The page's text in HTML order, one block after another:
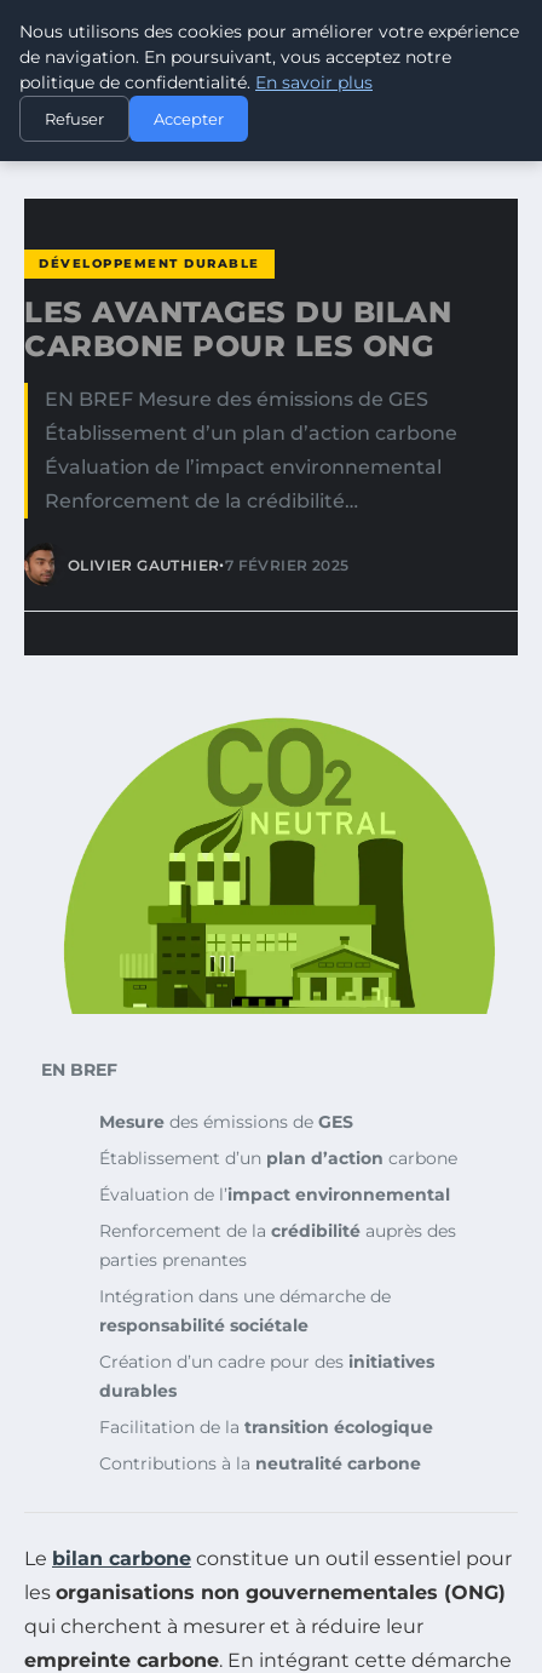
CLIMATE GUARDIAN
ACCUEIL
DÉVELOPPEMENT DURABLE
LES AVANTAGES DU BILAN CARBONE POUR LES ONG
DÉVELOPPEMENT DURABLE
LES AVANTAGES DU BILAN
CARBONE POUR LES ONG
EN BREF Mesure des émissions de GES
Établissement d’un plan d’action carbone
Évaluation de l’impact environnemental
Renforcement de la crédibilité…
OLIVIER GAUTHIER•7 FÉVRIER 2025
EN BREF
Mesure des émissions de GES
Établissement d’un plan d’action carbone
Évaluation de l’impact environnemental
Renforcement de la crédibilité auprès des
parties prenantes
Intégration dans une démarche de
responsabilité sociétale
Création d’un cadre pour des initiatives
durables
Facilitation de la transition écologique
Contributions à la neutralité carbone
Le bilan carbone constitue un outil essentiel pour
les organisations non gouvernementales (ONG)
qui cherchent à mesurer et à réduire leur
empreinte carbone. En intégrant cette démarche
Nous utilisons des cookies pour améliorer votre expérience
de navigation. En poursuivant, vous acceptez notre
politique de confidentialité. En savoir plus
Refuser Accepter